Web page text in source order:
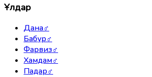
Ұлдар
Дана♂
Бабур♂
Фарвиз♂
Хамдам♂
Падар♂